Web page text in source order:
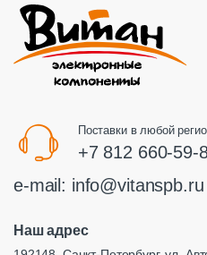
Поставки в любой
+7 812 660-59-
e-mail: info@vitanspb.ru
Наш адрес